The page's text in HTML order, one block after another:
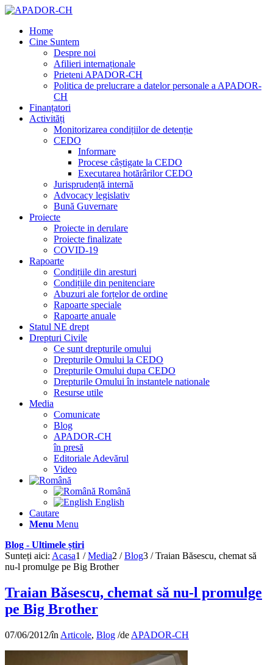
Home
Cine Suntem
Despre noi
Afilieri internaționale
Prieteni APADOR-CH
Politica de prelucrare a datelor personale a APADOR-
CH
Finanțatori
Activități
Monitorizarea condițiilor de detenție
CEDO
Informare
Procese câștigate la CEDO
Executarea hotărârilor CEDO
Jurisprudență internă
Advocacy legislativ
Bună Guvernare
Proiecte
Proiecte in derulare
Proiecte finalizate
COVID-19
Rapoarte
Condițiile din aresturi
Condițiile din penitenciare
Abuzuri ale forțelor de ordine
Rapoarte speciale
Rapoarte anuale
Statul NE drept
Drepturi Civile
Ce sunt drepturile omului
Drepturile Omului la CEDO
Drepturile Omului dupa CEDO
Drepturile Omului în instantele nationale
Resurse utile
Media
Comunicate
Blog
APADOR-CH
în presă
Editoriale Adevărul
Video
Română
English
Cautare
Menu Menu
Blog - Ultimele știri
Sunteți aici: Acasa1 / Media2 / Blog3 / Traian Băsescu, chemat să
nu-l promulge pe Big Brother
Traian Băsescu, chemat să nu-l promulge
pe Big Brother
07/06/2012/în Articole, Blog /de APADOR-CH